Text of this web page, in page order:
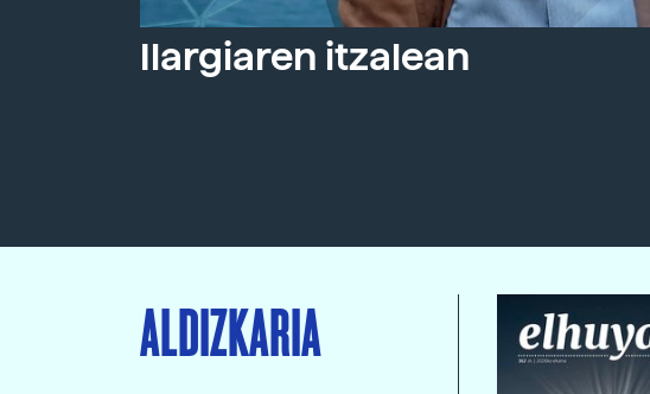
Ilargiaren itzalean
ALDIZKARIA